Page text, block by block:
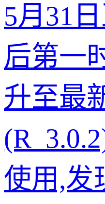
5月31
后第一
升至最
使用,发